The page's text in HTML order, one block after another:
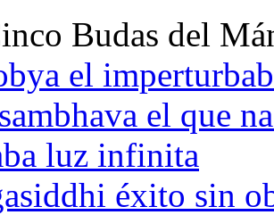
Budas del
el
el que
luz infinita
éxito sin